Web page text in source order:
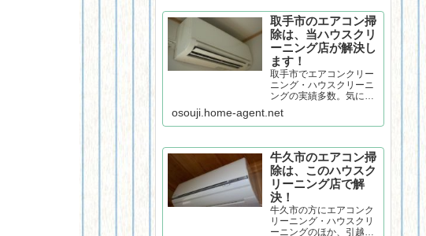
ざいませんか？お掃除に
真摯に取組んでいる個人
店です。丁寧なエアコン
クリーニングで口コミ評
価頂いております。
取手市のエアコン掃
除は、当ハウスクリ
ーニング店が解決し
ます！
取手市でエアコンクリー
ニング・ハウスクリーニ
ングの実績多数。気にな
るエアコンの汚れや臭
い、自分では掃除できな
いレンジフード等の住ま
ざいませんか？お掃除に
真摯に取組んでいる個人
店です。丁寧なエアコン
クリーニングで口コミ評
価頂いております。
osouji.home-agent.net
牛久市のエアコン掃
除は、このハウスク
リーニング店で解
決！
牛久市の方にエアコンク
リーニング・ハウスクリ
ーニングのほか、引越し